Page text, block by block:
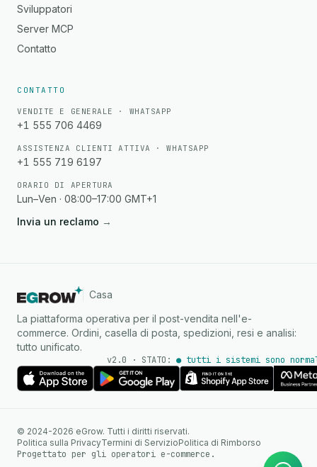
Sviluppatori
Server MCP
Contatto
CONTATTO
VENDITE E GENERALE · WHATSAPP
+1 555 706 4469
ASSISTENZA CLIENTI ATTIVA · WHATSAPP
+1 555 719 6197
ORARIO DI APERTURA
Lun–Ven · 08:00–17:00 GMT+1
Invia un reclamo →
Casa
La piattaforma operativa per il post-vendita nell'e-
commerce. Ordini, casella di posta, spedizioni, resi e analisi:
tutto unificato.
v2.0 · STATO: ● tutti i sistemi sono
© 2024-2026 eGrow. Tutti i diritti riservati.
Politica sulla PrivacyTermini di ServizioPolitica di Rimborso
Progettato per gli operatori e-commerce.
WhatsApp